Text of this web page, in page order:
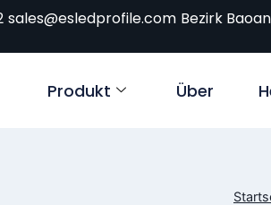
sales@esledprofile.com Bezirk
Produkt Über